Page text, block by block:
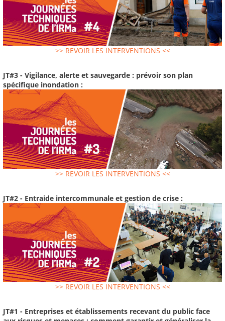
>> REVOIR LES INTERVENTIONS <<
JT#3 - Vigilance, alerte et sauvegarde : prévoir son plan
spécifique inondation :
>> REVOIR LES INTERVENTIONS <<
JT#2 - Entraide intercommunale et gestion de crise :
>> REVOIR LES INTERVENTIONS <<
JT#1 - Entreprises et établissements recevant du public face